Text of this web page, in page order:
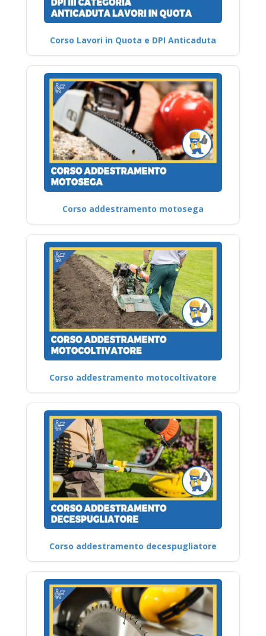
Corso Lavori in Quota e DPI Anticaduta
Corso addestramento motosega
Corso addestramento motocoltivatore
Corso addestramento decespugliatore